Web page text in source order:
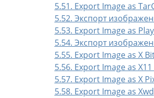
5.51. Export Image as
5.52. Экспорт
5.53. Export Image as
5.54. Экспорт
5.55. Export Image as X
5.56. Export Image as
5.57. Export Image as X
5.58. Export Image as Xwd